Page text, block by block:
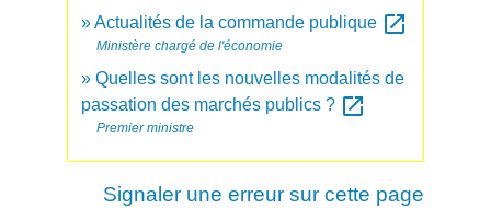
Actualités de la commande publique open_in_new
Ministère chargé de l'économie
Quelles sont les nouvelles modalités de
passation des marchés publics ? open_in_new
Premier ministre
Signaler une erreur sur cette page